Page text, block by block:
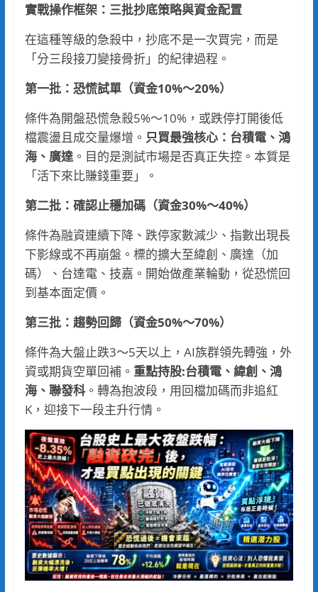
實戰操作框架：三批抄底策略與資金配置
在這種等級的急殺中，抄底不是一次買完，而是
「分三段接刀變接骨折」的紀律過程。
第一批：恐慌試單（資金10%～20%）
條件為開盤恐慌急殺5%～10%，或跌停打開後低
檔震盪且成交量爆增。 只買最強核心：台積電、鴻
海、廣達。目的是測試市場是否真正失控。本質是
「活下來比賺錢重要」。
第二批：確認止穩加碼（資金30%～40%）
條件為融資連續下降、跌停家數減少、指數出現長
下影線或不再崩盤。標的擴大至緯創、廣達（加
碼）、台達電、技嘉。開始做產業輪動，從恐慌回
到基本面定價。
第三批：趨勢回歸（資金50%～70%）
條件為大盤止跌3～5天以上，AI族群領先轉強，外
資或期貨空單回補。 重點持股:台積電、緯創、鴻
海、聯發科。轉為抱波段，用回檔加碼而非追紅
K，迎接下一段主升行情。